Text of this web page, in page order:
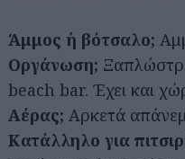
Άμμος ή βότσαλο;
Οργάνωση;
beach bar. Έχει και
Αέρας; Αρκετά
Κατάλληλο για